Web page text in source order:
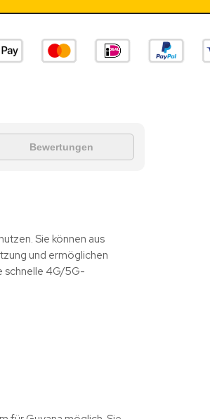
Bewertungen
Sie können aus
und ermöglichen
schnelle 4G/5G-